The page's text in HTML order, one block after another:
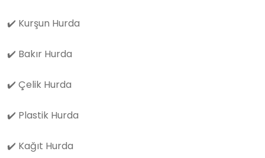
✔️ Kurşun Hurda
✔️ Bakır Hurda
✔️ Çelik Hurda
✔️ Plastik Hurda
✔️ Kağıt Hurda